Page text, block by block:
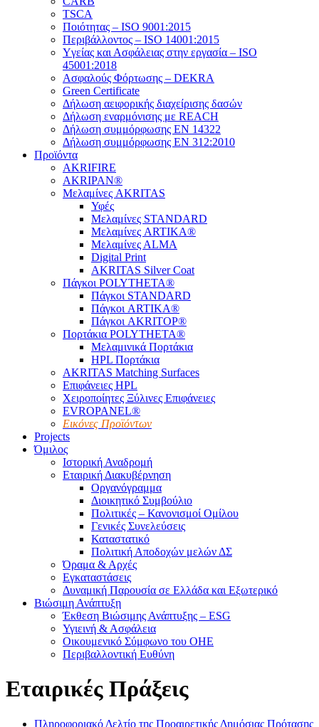
TSCA
Πoιότητας – ISO 9001:2015
Περιβάλλοντος – ISO 14001:2015
Yγείας και Ασφάλειας στην εργασία – ISO
45001:2018
Ασφαλούς Φόρτωσης – DEKRA
Green Certificate
Δήλωση αειφορικής διαχείρισης δασών
Δήλωση εναρμόνισης με REACH
Δήλωση συμμόρφωσης EN 14322
Δήλωση συμμόρφωσης EN 312:2010
Προϊόντα
AKRIFIRE
AKRIPAN®
Μελαμίνες AKRITAS
Υφές
Μελαμίνες STANDARD
Μελαμίνες ARTIKA®
Μελαμίνες ΑLMA
Digital Print
AKRITAS Silver Coat
Πάγκοι POLYTHETA®
Πάγκοι STANDARD
Πάγκοι ARTIKA®
Πάγκοι AKRITOP®
Πορτάκια POLYTHETA®
Μελαμινικά Πορτάκια
HPL Πορτάκια
AKRITAS Matching Surfaces
Επιφάνειες HPL
Χειροποίητες Ξύλινες Επιφάνειες
EVROPANEL®
Εικόνες Προϊόντων
Projects
Όμιλος
Ιστορική Αναδρομή
Εταιρική Διακυβέρνηση
Οργανόγραμμα
Διοικητικό Συμβούλιο
Πολιτικές – Κανονισμοί Ομίλου
Γενικές Συνελεύσεις
Καταστατικό
Πολιτική Αποδοχών μελών ΔΣ
Όραμα & Αρχές
Εγκαταστάσεις
Δυναμική Παρουσία σε Ελλάδα και Εξωτερικό
Βιώσιμη Ανάπτυξη
Έκθεση Βιώσιμης Ανάπτυξης – ESG
Υγιεινή & Ασφάλεια
Οικουμενικό Σύμφωνο του ΟΗΕ
Περιβαλλοντική Ευθύνη
Εταιρικές Πράξεις
Πληροφοριακό Δελτίο της Προαιρετικής Δημόσιας Πρότασης